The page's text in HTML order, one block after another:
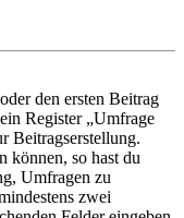
den ersten Beitrag
Register „Umfrage
Beitragserstellung.
können, so hast du
Umfragen zu
zwei